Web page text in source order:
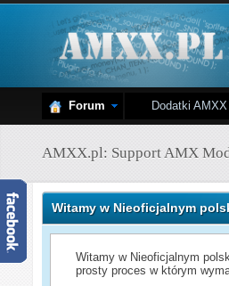
Forum Dodatki AMXX
AMXX.pl: Support AMX
Witamy w Nieoficjalnym
Witamy w Nieoficjalnym
prosty proces w którym